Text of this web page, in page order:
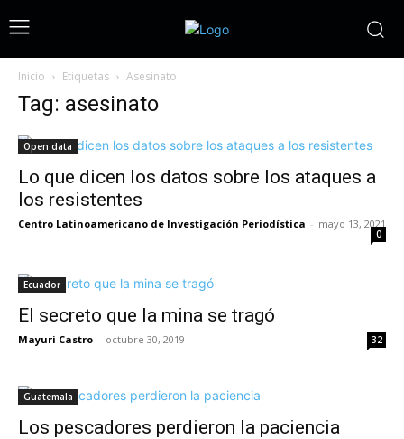
Inicio Etiquetas Asesinato
Tag: asesinato
Open data
Lo que dicen los datos sobre los ataques a
los resistentes
Centro Latinoamericano de Investigación Periodística - mayo 13, 2021
0
Ecuador
El secreto que la mina se tragó
Mayuri Castro - octubre 30, 2019 32
Guatemala
Los pescadores perdieron la paciencia